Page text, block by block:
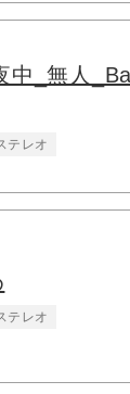
中_無人
テレオ
テレオ